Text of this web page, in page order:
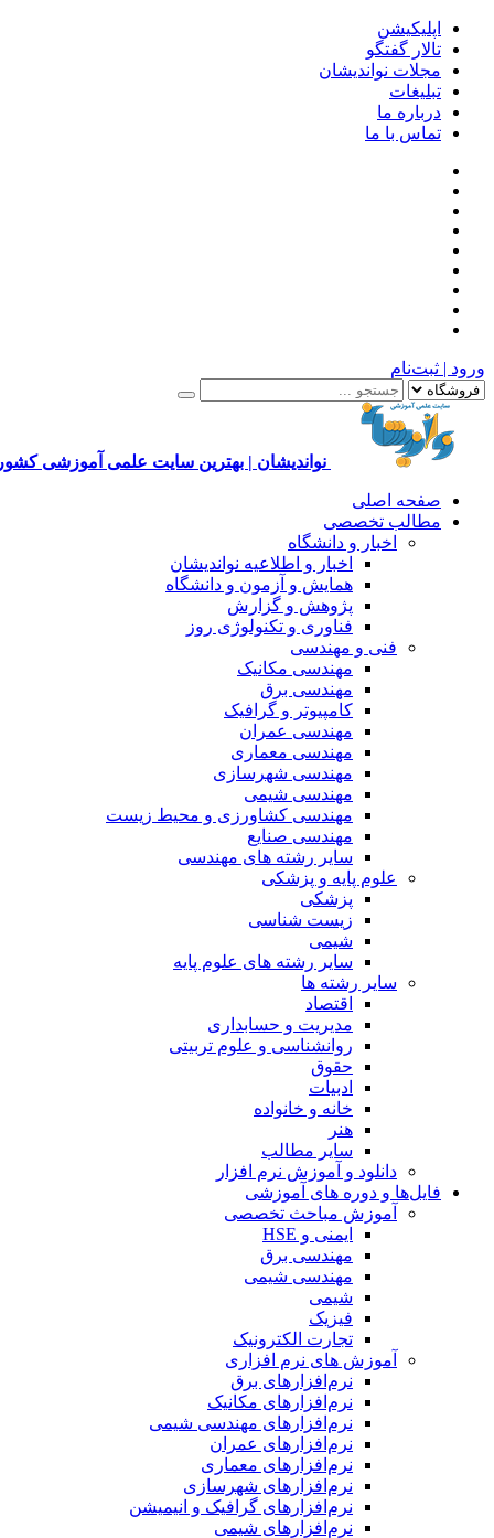
اپلیکیشن
تالار گفتگو
مجلات نواندیشان
تبلیغات
درباره ما
تماس با ما
ورود | ثبت‌نام
نواندیشان | بهترین سایت علمی آموزشی کشور
صفحه اصلی
مطالب تخصصی
اخبار و دانشگاه
اخبار و اطلاعیه نواندیشان
همایش و آزمون و دانشگاه
پژوهش و گزارش
فناوری و تکنولوژی روز
فنی و مهندسی
مهندسی مکانیک
مهندسی برق
کامپیوتر و گرافیک
مهندسی عمران
مهندسی معماری
مهندسی شهرسازی
مهندسی شیمی
مهندسی کشاورزی و محیط زیست
مهندسی صنایع
سایر رشته های مهندسی
علوم پایه و پزشکی
پزشکی
زیست شناسی
شیمی
سایر رشته های علوم پایه
سایر رشته ها
اقتصاد
مدیریت و حسابداری
روانشناسی و علوم تربیتی
حقوق
ادبیات
خانه و خانواده
هنر
سایر مطالب
دانلود و آموزش نرم افزار
فایل‌ها و دوره های آموزشی
آموزش مباحث تخصصی
ایمنی و HSE
مهندسی برق
مهندسی شیمی
شیمی
فیزیک
تجارت الکترونیک
آموزش های نرم افزاری
نرم‌افزارهای برق
نرم‌افزارهای مکانیک
نرم‌افزارهای مهندسی شیمی
نرم‌افزارهای عمران
نرم‌افزارهای معماری
نرم‌افزارهای شهرسازی
نرم‌افزارهای گرافیک و انیمیشن
نرم‌افزارهای شیمی